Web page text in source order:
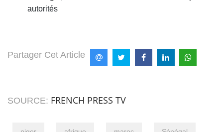
autorités
Partager Cet Article
SOURCE: FRENCH PRESS TV